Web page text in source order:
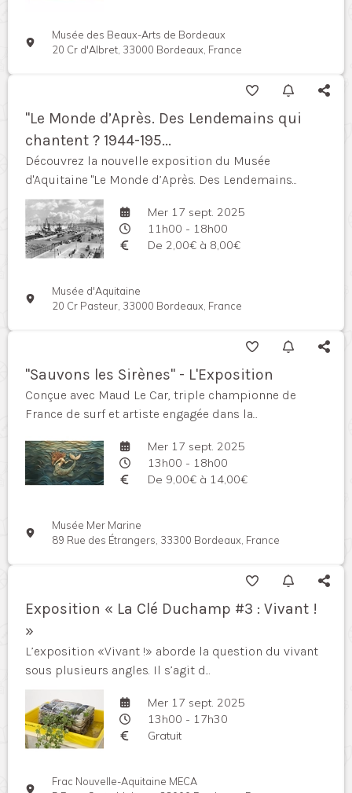
Musée des Beaux-Arts de Bordeaux
20 Cr d'Albret, 33000 Bordeaux, France
"Le Monde d’Après. Des Lendemains qui
chantent ? 1944-195...
Découvrez la nouvelle exposition du Musée
d'Aquitaine "Le Monde d’Après. Des Lendemains...
Mer 17 sept. 2025
11h00 - 18h00
De 2,00€ à 8,00€
Musée d'Aquitaine
20 Cr Pasteur, 33000 Bordeaux, France
"Sauvons les Sirènes" - L'Exposition
Conçue avec Maud Le Car, triple championne de
France de surf et artiste engagée dans la...
Mer 17 sept. 2025
13h00 - 18h00
De 9,00€ à 14,00€
Musée Mer Marine
89 Rue des Étrangers, 33300 Bordeaux, France
Exposition « La Clé Duchamp #3 : Vivant !
»
L’exposition «Vivant !» aborde la question du vivant
sous plusieurs angles. Il s’agit d...
Mer 17 sept. 2025
13h00 - 17h30
Gratuit
Frac Nouvelle-Aquitaine MECA